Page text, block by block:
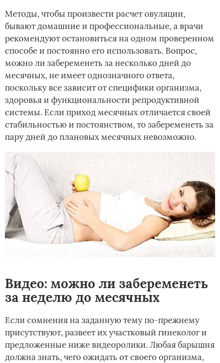
Методы, чтобы произвести расчет овуляции,
бывают домашние и профессиональные, а врачи
рекомендуют остановиться на одном проверенном
способе и постоянно его использовать. Вопрос,
можно ли забеременеть за несколько дней до
месячных, не имеет однозначного ответа,
поскольку все зависит от специфики организма,
здоровья и функциональности репродуктивной
системы. Если приход месячных отличается своей
стабильностью и постоянством, то забеременеть за
пару дней до плановых месячных невозможно.
Видео: можно ли забеременеть
за неделю до месячных
Если сомнения на заданную тему по-прежнему
присутствуют, развеет их участковый гинеколог и
предложенные ниже видеоролики. Любая барышня
должна знать, чего ожидать от своего организма,